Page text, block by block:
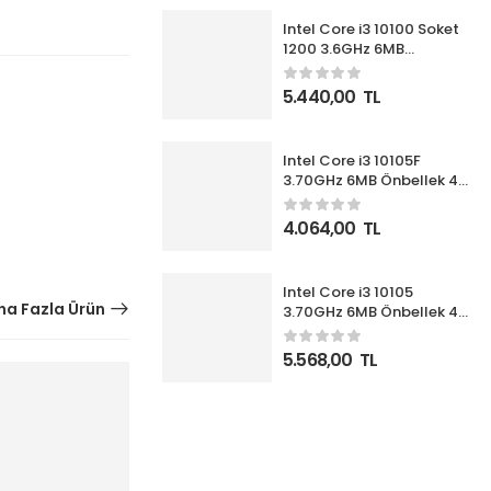
Intel Core i3 10100 Soket
1200 3.6GHz 6MB
Önbellek 4 Çekirdek 14nm
İşlemci Box UHD630 VGA
(Fanlı)
5.440,00 TL
Intel Core i3 10105F
3.70GHz 6MB Önbellek 4
Çekirdek 1200 14nm Box
İşlemci NOVGA (Fanlı)
4.064,00 TL
Intel Core i3 10105
3.70GHz 6MB Önbellek 4
Çekirdek 1200 14nm Box
İşlemci (Fanlı)
5.568,00 TL
Fazla Ürün